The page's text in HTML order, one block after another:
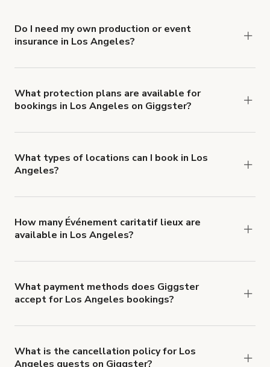
Do I need my own production or event
insurance in Los Angeles?
insurance with liability coverage of no less than
$1,000,000.
What protection plans are available for
bookings in Los Angeles on Giggster?
about Giggster's Damage Protection coverage.
What types of locations can I book in Los
Angeles?
click 'Filters' to look for something specific.
How many Événement caritatif lieux are
available in Los Angeles?
What payment methods does Giggster
accept for Los Angeles bookings?
What is the cancellation policy for Los
Angeles guests on Giggster?